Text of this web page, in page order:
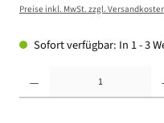
Preise inkl. MwSt. zzgl.
Sofort verfügbar: In 1 - 3